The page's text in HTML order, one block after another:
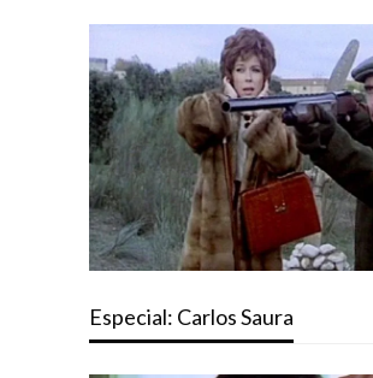
Especial: Carlos Saura